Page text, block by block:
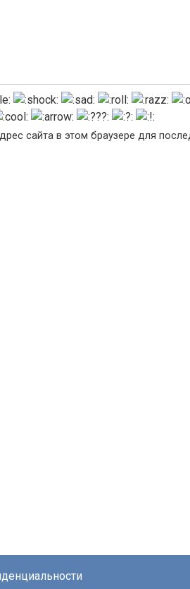
сайта в этом браузере для